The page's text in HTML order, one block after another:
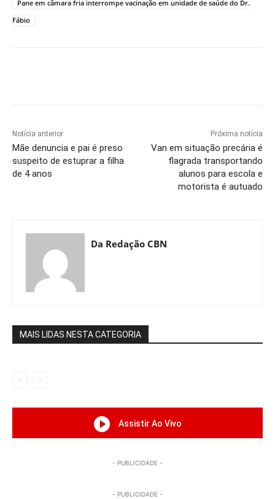
Pane em câmara fria interrompe vacinação em unidade de saúde do Dr.
Fábio
Notícia anterior
Mãe denuncia e pai é preso
suspeito de estuprar a filha
de 4 anos
Próxima notícia
Van em situação precária é
flagrada transportando
alunos para escola e
motorista é autuado
Da Redação CBN
MAIS LIDAS NESTA CATEGORIA
Assistir Ao Vivo
- PUBLICIDADE -
- PUBLICIDADE -